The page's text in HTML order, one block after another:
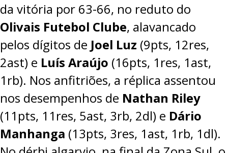
da vitória por 63-66, no reduto do
Olivais Futebol Clube, alavancado
pelos dígitos de Joel Luz (9pts, 12res,
2ast) e Luís Araújo (16pts, 1res, 1ast,
1rb). Nos anfitriões, a réplica assentou
nos desempenhos de Nathan Riley
(11pts, 11res, 5ast, 3rb, 2dl) e Dário
Manhanga (13pts, 3res, 1ast, 1rb, 1dl).